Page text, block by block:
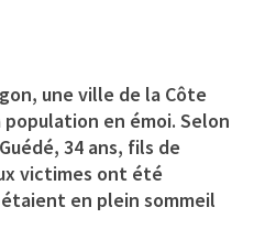
une ville de la Côte
en émoi. Selon
34 ans, fils de
victimes ont été
étaient en plein sommeil